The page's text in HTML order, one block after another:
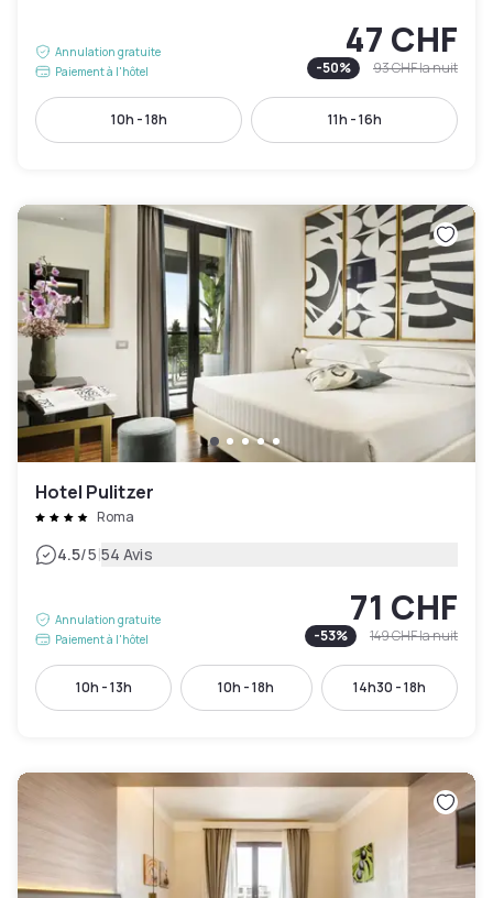
Annulation gratuite
Paiement à l'hôtel
47 CHF
-50% 93 CHFla nuit
10h - 18h 11h - 16h
Hotel Pulitzer
Roma
4.5/5|54 Avis
Annulation gratuite
Paiement à l'hôtel
71 CHF
-53% 149 CHFla nuit
10h - 13h 10h - 18h 14h30 - 18h